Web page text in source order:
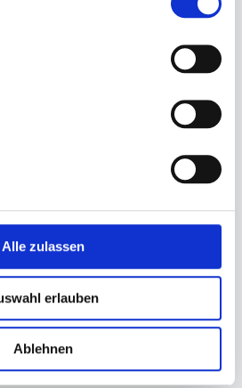
Alle zulassen
erlauben
Ablehnen
In den Warenkorb
Klebefilm Beutelschließer blau